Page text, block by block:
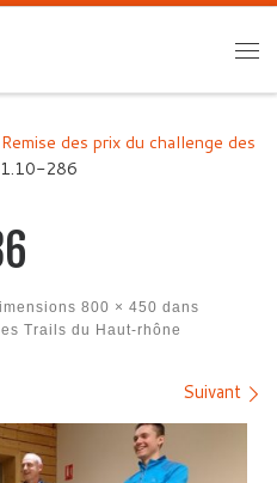
Remise des prix du challenge des
286
800 × 450 dans
Trails du Haut-rhône
Suivant